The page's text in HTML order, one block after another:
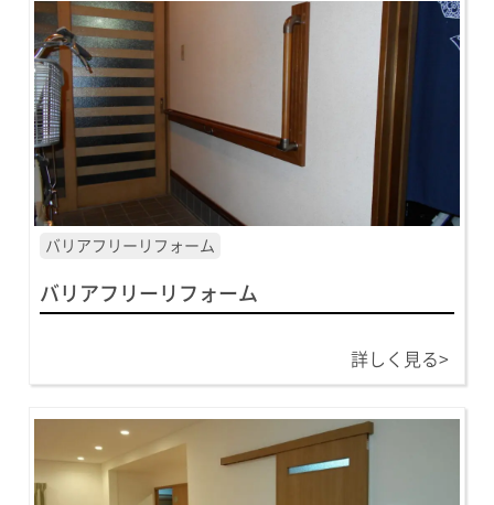
バリアフリーリフォーム
バリアフリーリフォーム
詳しく見る>